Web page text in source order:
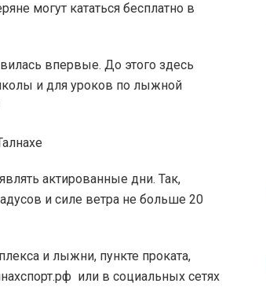
могут кататься бесплатно в
впервые. До этого здесь
и для уроков по лыжной
актированные дни. Так,
и силе ветра не больше 20
и лыжни, пункте проката,
или в социальных сетях